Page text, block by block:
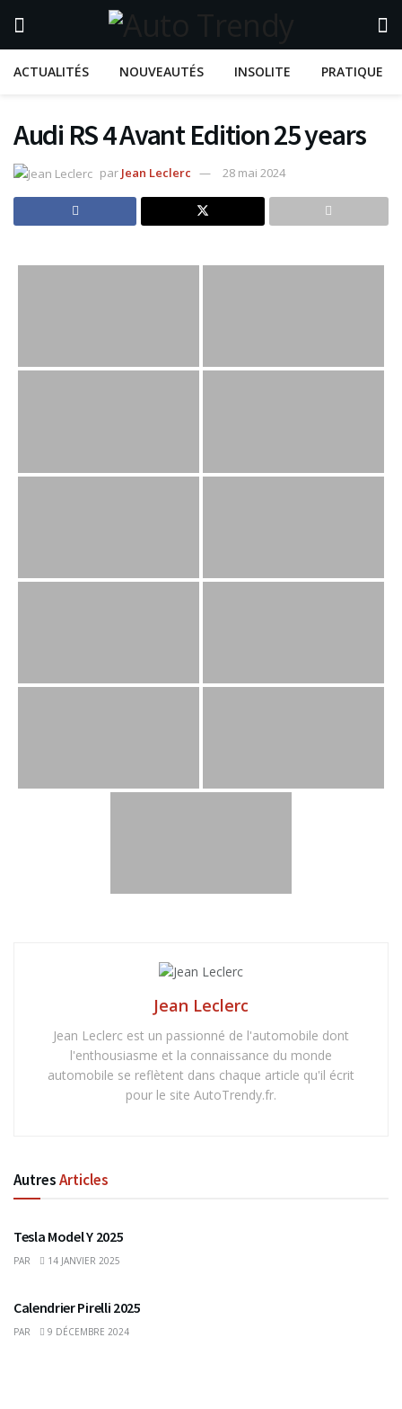
ACTUALITÉS NOUVEAUTÉS INSOLITE PRATIQUE
Audi RS 4 Avant Edition 25 years
par Jean Leclerc 28 mai 2024
Jean Leclerc
Jean Leclerc est un passionné de l'automobile dont
l'enthousiasme et la connaissance du monde
automobile se reflètent dans chaque article qu'il écrit
pour le site AutoTrendy.fr.
AutresArticles
Tesla Model Y 2025
PAR 14 JANVIER 2025
Calendrier Pirelli 2025
PAR 9 DÉCEMBRE 2024